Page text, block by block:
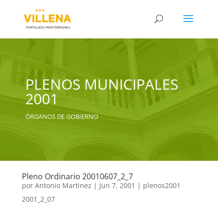
PLENOS MUNICIPALES
2001
ÓRGANOS DE GOBIERNO
Pleno Ordinario 20010607_2_7
por Antonio Martinez | Jun 7, 2001 | plenos2001
2001_2_07